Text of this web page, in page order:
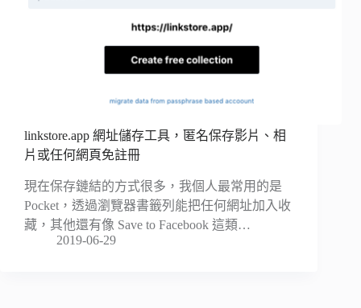
linkstore.app 網址儲存工具，匿名保存影片、相
片或任何網頁免註冊
現在保存鏈結的方式很多，我個人最常用的是
Pocket，透過瀏覽器書籤列能把任何網址加入收
藏，其他還有像 Save to Facebook 這類…
2019-06-29